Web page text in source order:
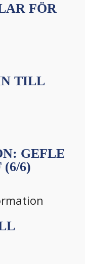
FÖR
TILL
GEFLE
6)